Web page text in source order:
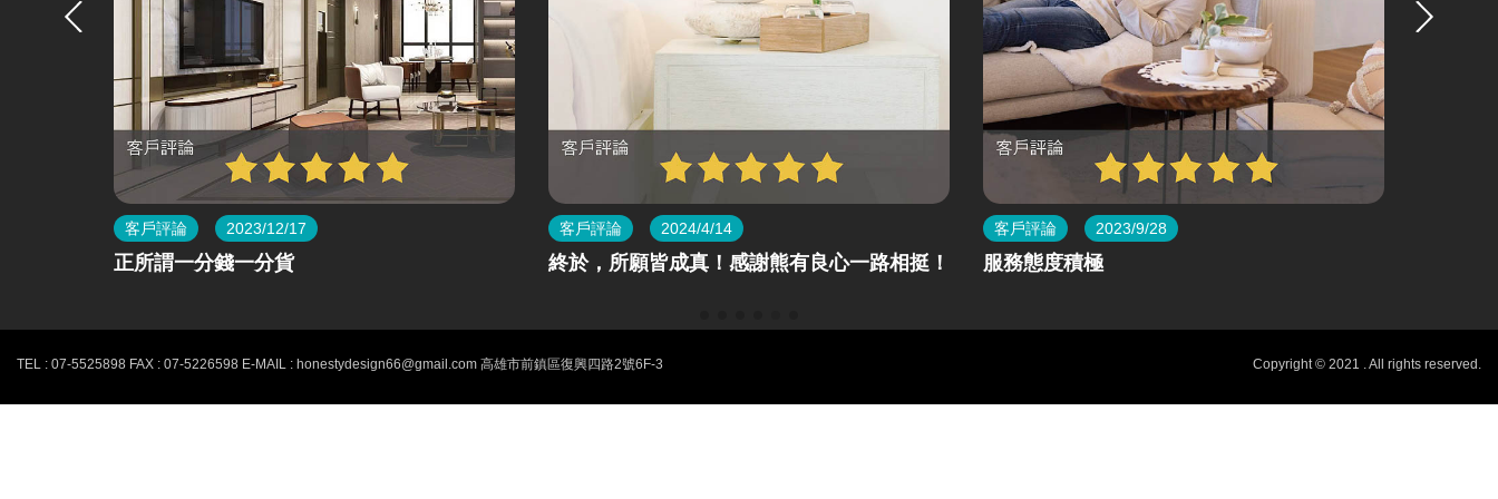
客戶評論 2023/12/17
正所謂一分錢一分貨
客戶評論 2024/4/14
終於，所願皆成真！感謝熊有良心一路相挺！
客戶評論 2023/9/28
服務態度積極
熊有良心室內設計-最新消息
TEL : 07-5525898 FAX : 07-5226598 E-MAIL : honestydesign66@gmail.com 高雄市前鎮區復興四路2號6F-3 Copyright © 2021 . All rights reserved.